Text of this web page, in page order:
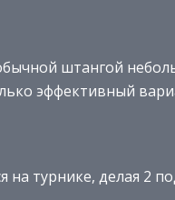
штангой
эффективный
турнике, делая 2